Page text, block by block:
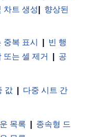
차트 생성
향상된
복 표시
빈 행
또는 셀 제거
공
값
다중 시트 간
목록
종속형 드